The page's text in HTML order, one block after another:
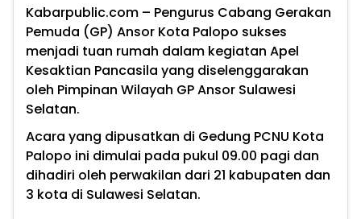
Kabarpublic.com – Pengurus Cabang Gerakan
Pemuda (GP) Ansor Kota Palopo sukses
menjadi tuan rumah dalam kegiatan Apel
Kesaktian Pancasila yang diselenggarakan
oleh Pimpinan Wilayah GP Ansor Sulawesi
Selatan.
Acara yang dipusatkan di Gedung PCNU Kota
Palopo ini dimulai pada pukul 09.00 pagi dan
dihadiri oleh perwakilan dari 21 kabupaten dan
3 kota di Sulawesi Selatan.